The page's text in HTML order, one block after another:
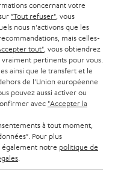
les modèles DUAL
égalisation phono intégrée.
désactivé si nécessaire.
comme par exemple
40 KOMBO, vous pouvez
amplificateur n'a pas de
phono et utilisez une
concernant votre
"Tout refuser" , vous
nous n'activons que les
mais celles-
tout" , vous obtiendrez
pertinents pour vous.
ainsi que le transfert et le
de l'Union européenne
pouvez aussi activer ou
avec "Accepter la
à tout moment,
Pour plus
également notre politique de